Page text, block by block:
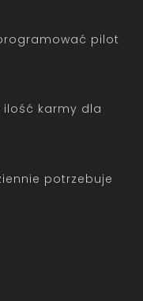
pilot
ilość karmy dla
potrzebuje